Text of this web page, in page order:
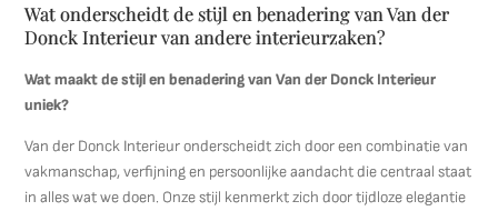
Wat onderscheidt de stijl en benadering van Van der
Donck Interieur van andere interieurzaken?
Wat maakt de stijl en benadering van Van der Donck Interieur
uniek?
Van der Donck Interieur onderscheidt zich door een combinatie van
vakmanschap, verfijning en persoonlijke aandacht die centraal staat
in alles wat we doen. Onze stijl kenmerkt zich door tijdloze elegantie